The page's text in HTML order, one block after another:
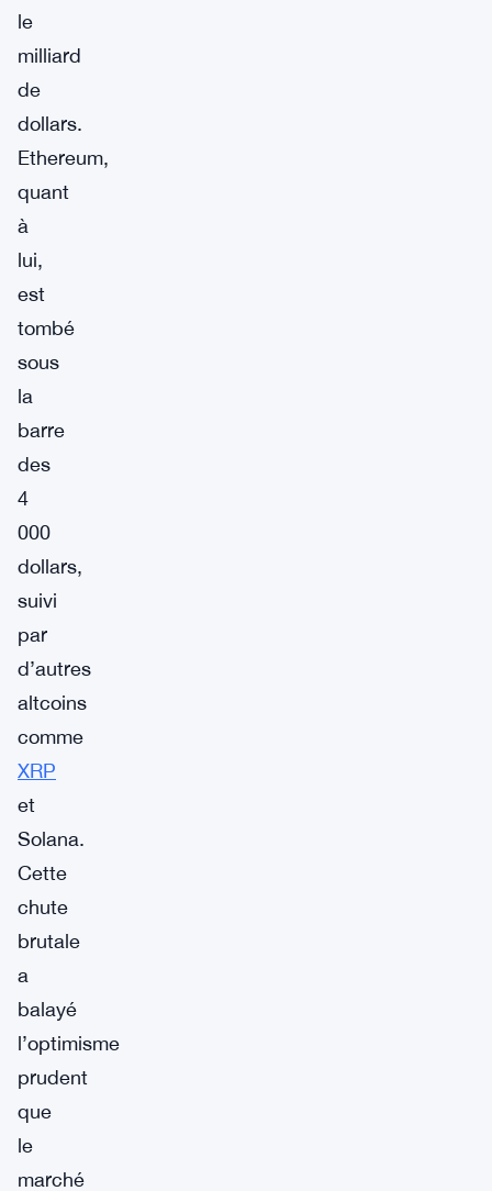
le
milliard
de
dollars.
Ethereum,
quant
à
lui,
est
tombé
sous
la
barre
des
4
000
dollars,
suivi
par
d’autres
altcoins
comme
XRP
et
Solana.
Cette
chute
brutale
a
balayé
l’optimisme
prudent
que
le
marché